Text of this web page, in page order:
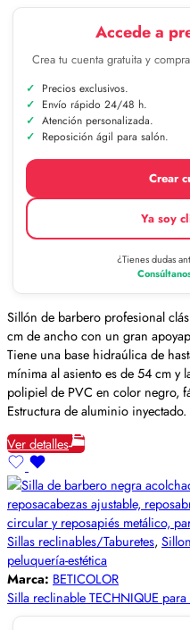
Accede a
Crea tu cuenta gratuita y
Precios exclusivos.
Envío rápido 24/48 h.
Atención personalizada.
Reposición ágil para salón.
Crear
Ya soy
¿Tienes dudas
Sillón de barbero profesional
cm de ancho con un gran
Tiene una base hidraúlica de
mínima al asiento es de 54 cm y
polipiel de PVC en color negro,
Estructura de aluminio inyectado.
Ver detalles
Sillas reclinables/Taburetes,
peluquería-estética
Marca: BETICOLOR
Silla reclinable TECHNIQUE